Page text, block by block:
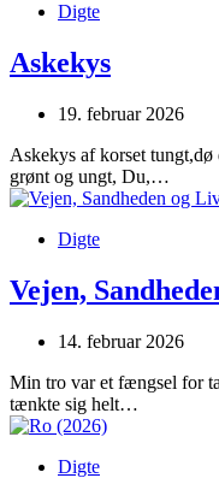
Digte
Askekys
19. februar 2026
Askekys af korset
grønt og ungt, Du,…
Digte
Vejen,
14. februar 2026
Min tro var et fængsel for
tænkte sig helt…
Digte